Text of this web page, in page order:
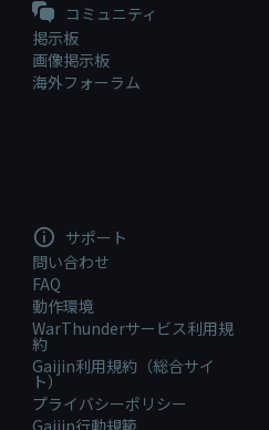
コミュニティ
掲示板
画像掲示板
海外フォーラム
サポート
問い合わせ
FAQ
動作環境
WarThunderサービス利用規
約
Gaijin利用規約（総合サイ
ト）
プライバシーポリシー